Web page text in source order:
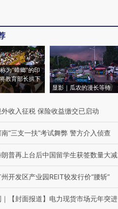
为“蟑螂”的印
教育部长拱下
显影｜瓜农的漫长等待
外收入征税 保险收益缴交已启动
“三支一扶”考试舞弊 警方介入侦查
朗普再上台后中国留学生获签数量大减
州开发区产业园REIT较发行价“腰斩”
｜ 【封面报道】电力现货市场元年突进